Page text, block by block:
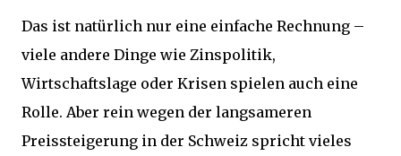
Das ist natürlich nur eine einfache Rechnung –
viele andere Dinge wie Zinspolitik,
Wirtschaftslage oder Krisen spielen auch eine
Rolle. Aber rein wegen der langsameren
Preissteigerung in der Schweiz spricht vieles